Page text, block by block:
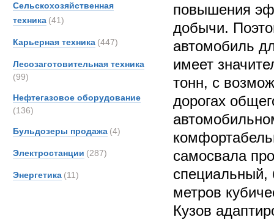
Сельскохозяйственная
техника (41)
Карьерная техника (447)
Лесозаготовительная техника
(99)
Нефтегазовое оборудование
(136)
Бульдозеры продажа (4)
Электростанции (287)
Энергетика (11)
повышения
добычи.
автомобиль
имеет
тонн, с
дорогах
самосвала
специальный,
метров
Кузов